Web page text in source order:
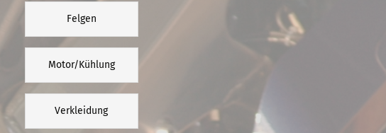
Felgen
Motor/Kühlung
Verkleidung